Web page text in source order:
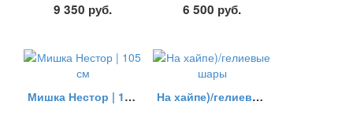
9 350 руб. 6 500 руб.
Мишка Нестор | 105 см На хайпе)/гелиевые шары